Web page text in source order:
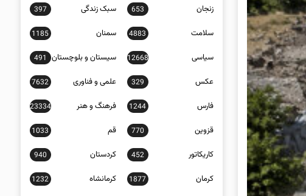
زنجان 653 سبک زندگی 397
سلامت 4883 سمنان 1185
سیاسی 12668 سیستان و بلوچستان 491
عکس 329 علمی و فناوری 7632
فارس 1244 فرهنگ و هنر 23334
قزوین 770 قم 1033
کاریکاتور 452 کردستان 940
کرمان 1877 کرمانشاه 1232